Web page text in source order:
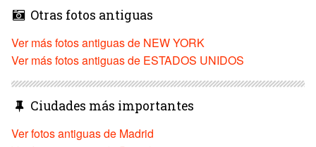
Otras fotos antiguas
Ver más fotos antiguas de NEW YORK
Ver más fotos antiguas de ESTADOS UNIDOS
Ciudades más importantes
Ver fotos antiguas de Madrid